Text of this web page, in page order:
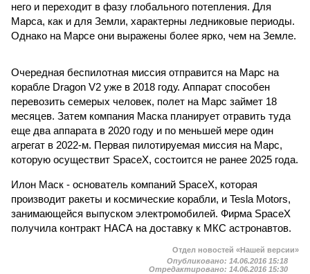
него и переходит в фазу глобального потепления. Для
Марса, как и для Земли, характерны ледниковые периоды.
Однако на Марсе они выражены более ярко, чем на Земле.
Очередная беспилотная миссия отправится на Марс на
корабле Dragon V2 уже в 2018 году. Аппарат способен
перевозить семерых человек, полет на Марс займет 18
месяцев. Затем компания Маска планирует отравить туда
еще два аппарата в 2020 году и по меньшей мере один
агрегат в 2022-м. Первая пилотируемая миссия на Марс,
которую осуществит SpaceX, состоится не ранее 2025 года.
Илон Маск - основатель компаний SpaceX, которая
производит ракеты и космические корабли, и Tesla Motors,
занимающейся выпуском электромобилей. Фирма SpaceX
получила контракт НАСА на доставку к МКС астронавтов.
Отдел новостей «Нашей версии»
Опубликовано: 14.06.2016 15:18
Отредактировано: 14.06.2016 15:30